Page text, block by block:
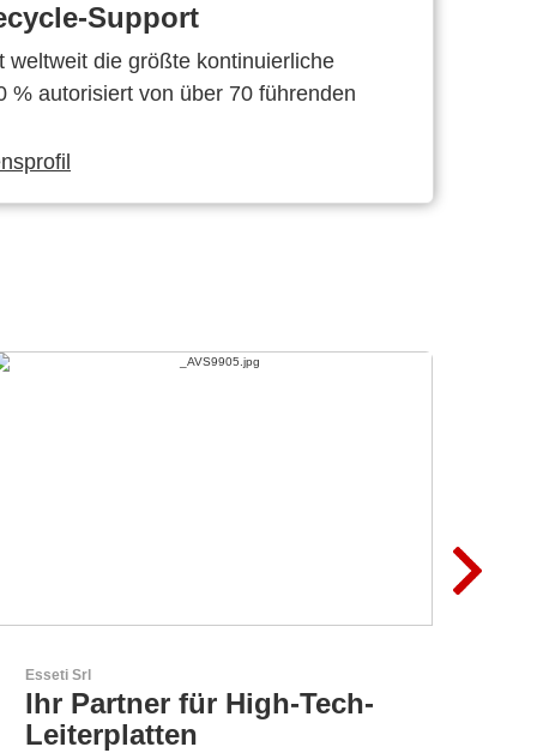
Support
weltweit die größte kontinuierliche
% autorisiert von über 70 führenden
AKTINA CDS - Supply
Chain Solutions